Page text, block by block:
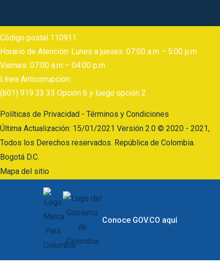
Código postal 110911
Horario de Atención: Lunes a jueves: 07:00 a.m – 5:00 p.m
Viernes: 07:00 a.m – 04:00 p.m.
Línea Anticorrupción:
(601) 919 33 33 Opción 6 y luego opción 2
Políticas de Privacidad - Términos y Condiciones
Última Actualización: 15/01/2021 Versión 2.0 © 2020 - 2021,
Todos los Derechos reservados. República de Colombia.
Bogotá D.C.
Mapa del sitio
Conoce GOV.CO aquí